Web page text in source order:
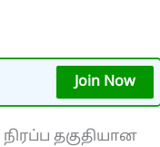
Join Now
தகுதியான